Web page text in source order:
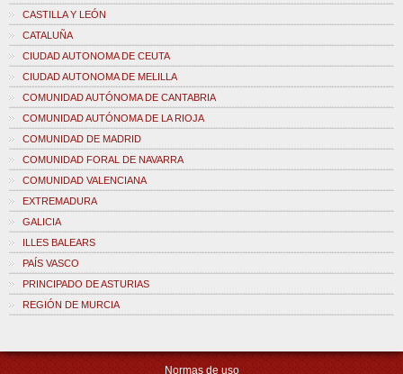
CASTILLA Y LEÓN
CATALUÑA
CIUDAD AUTONOMA DE CEUTA
CIUDAD AUTONOMA DE MELILLA
COMUNIDAD AUTÓNOMA DE CANTABRIA
COMUNIDAD AUTÓNOMA DE LA RIOJA
COMUNIDAD DE MADRID
COMUNIDAD FORAL DE NAVARRA
COMUNIDAD VALENCIANA
EXTREMADURA
GALICIA
ILLES BALEARS
PAÍS VASCO
PRINCIPADO DE ASTURIAS
REGIÓN DE MURCIA
Normas de uso